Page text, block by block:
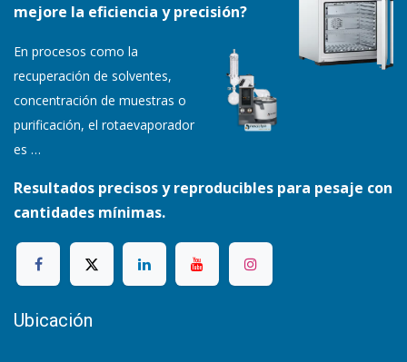
mejore la eficiencia y precisión?
En procesos como la
recuperación de solventes,
concentración de muestras o
purificación, el rotaevaporador
es …
Resultados precisos y reproducibles para pesaje con
cantidades mínimas.
Ubicación